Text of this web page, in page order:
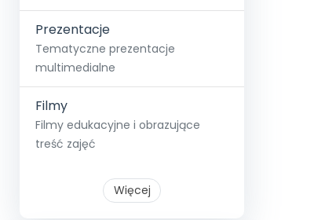
Prezentacje
Tematyczne prezentacje
multimedialne
Filmy
Filmy edukacyjne i obrazujące
treść zajęć
Więcej